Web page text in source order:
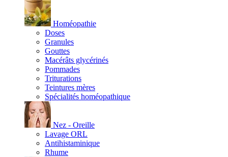
Homéopathie
Doses
Granules
Gouttes
Macérâts glycérinés
Pommades
Triturations
Teintures mères
Spécialités homéopathique
Nez - Oreille
Lavage ORL
Antihistaminique
Rhume